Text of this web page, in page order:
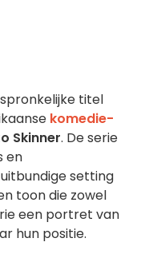
titel
komedie-
Skinner. De serie
en
setting
toon die zowel
een portret van
hun positie.